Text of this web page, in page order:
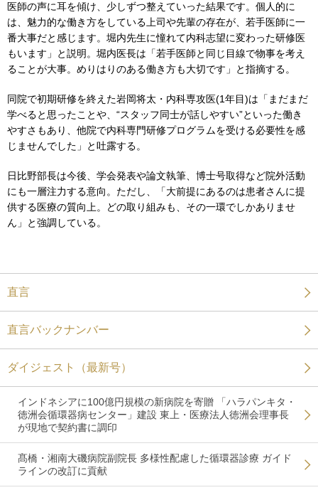
医師の声に耳を傾け、少しずつ整えていった結果です。個人的に
は、魅力的な働き方をしている上司や先輩の存在が、若手医師に一
番大事だと感じます。堀内先生に憧れて内科志望に変わった研修医
もいます」と説明。堀内医長は「若手医師と同じ目線で物事を考え
ることが大事。めりはりのある働き方も大切です」と指摘する。
同院で初期研修を終えた岩岡将太・内科専攻医(1年目)は「まだまだ
学べると思ったことや、“スタッフ同士が話しやすい”といった働き
やすさもあり、他院で内科専門研修プログラムを受ける必要性を感
じませんでした」と吐露する。
日比野部長は今後、学会発表や論文執筆、博士号取得など院外活動
にも一層注力する意向。ただし、「大前提にあるのは患者さんに提
供する医療の質向上。どの取り組みも、その一環でしかありませ
ん」と強調している。
直言
直言バックナンバー
ダイジェスト（最新号）
インドネシアに100億円規模の新病院を寄贈 「ハラパンキタ・
徳洲会循環器病センター」建設 東上・医療法人徳洲会理事長
が現地で契約書に調印
髙橋・湘南大磯病院副院長 多様性配慮した循環器診療 ガイド
ラインの改訂に貢献